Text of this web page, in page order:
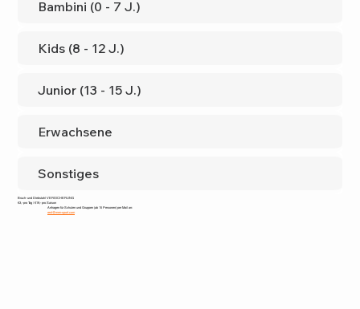
Bambini (0 - 7 J.)
Kids (8 - 12 J.)
Junior (13 - 15 J.)
Erwachsene
Sonstiges
Bruch- und Diebstahl VERSICHERUNG
€3,- pro Tag / €19,- pro Saison
Anfragen für Schulen und Gruppen (ab 15 Personen) per Mail an:
rent@mrm-sport.com